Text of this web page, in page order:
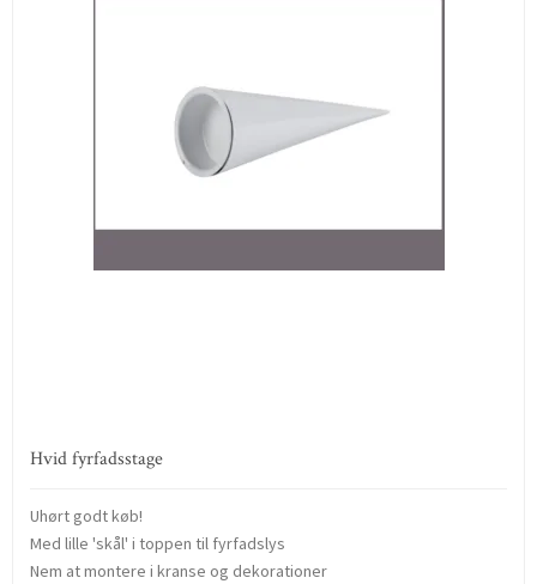
Hvid fyrfadsstage
Uhørt godt køb!
Med lille 'skål' i toppen til fyrfadslys
Nem at montere i kranse og dekorationer